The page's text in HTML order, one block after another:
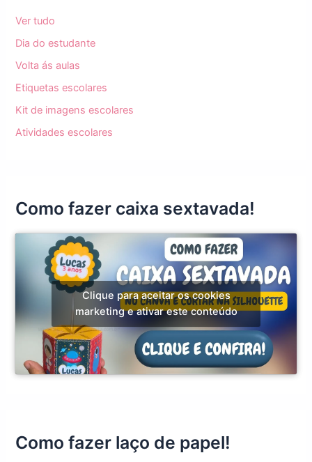
Ver tudo
Dia do estudante
Volta ás aulas
Etiquetas escolares
Kit de imagens escolares
Atividades escolares
Como fazer caixa sextavada!
Clique para aceitar os cookies
marketing e ativar este conteúdo
Como fazer laço de papel!